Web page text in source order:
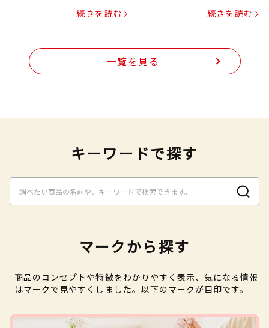
続きを読む 続きを読む
一覧を見る
キーワードで探す
マークから探す
商品のコンセプトや特徴をわかりやすく表示、気になる情報
はマークで見やすくしました。以下のマークが目印です。